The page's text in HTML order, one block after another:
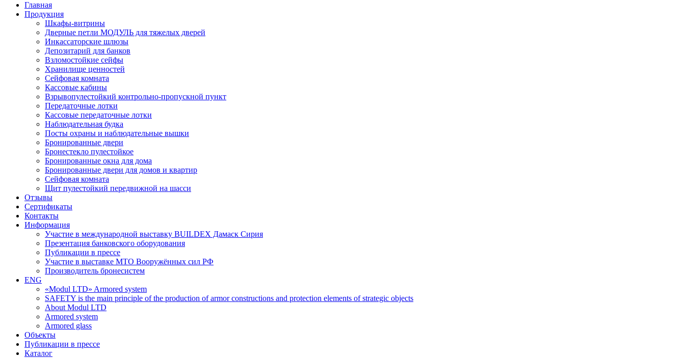
Главная
Продукция
Шкафы-витрины
Дверные петли МОДУЛЬ для тяжелых дверей
Инкассаторские шлюзы
Депозитарий для банков
Взломостойкие сейфы
Хранилище ценностей
Сейфовая комната
Кассовые кабины
Взрывопулестойкий контрольно-пропускной пункт
Передаточные лотки
Кассовые передаточные лотки
Наблюдательная будка
Посты охраны и наблюдательные вышки
Бронированные двери
Бронестекло пулестойкое
Бронированные окна для дома
Бронированные двери для домов и квартир
Сейфовая комната
Щит пулестойкий передвижной на шасси
Отзывы
Сертификаты
Контакты
Информация
Участие в международной выставку BUILDEX Дамаск Сирия
Презентация банковского оборудования
Публикации в прессе
Участие в выставке МТО Вооружённых сил РФ
Производитель бронесистем
ENG
«Modul LTD» Armored system
SAFETY is the main principle of the production of armor constructions and protection elements of strategic objects
About Modul LTD
Armored system
Armored glass
Объекты
Публикации в прессе
Каталог